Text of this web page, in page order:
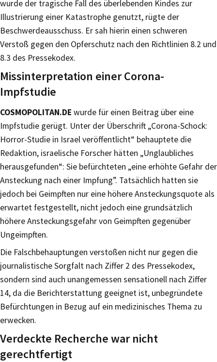
wurde der tragische Fall des überlebenden Kindes zur
Illustrierung einer Katastrophe genutzt, rügte der
Beschwerdeausschuss. Er sah hierin einen schweren
Verstoß gegen den Opferschutz nach den Richtlinien 8.2 und
8.3 des Pressekodex.
Missinterpretation einer Corona-
Impfstudie
COSMOPOLITAN.DE wurde für einen Beitrag über eine
Impfstudie gerügt. Unter der Überschrift „Corona-Schock:
Horror-Studie in Israel veröffentlicht“ behauptete die
Redaktion, israelische Forscher hätten „Unglaubliches
herausgefunden“: Sie befürchteten „eine erhöhte Gefahr der
Ansteckung nach einer Impfung”. Tatsächlich hatten sie
jedoch bei Geimpften nur eine höhere Ansteckungsquote als
erwartet festgestellt, nicht jedoch eine grundsätzlich
höhere Ansteckungsgefahr von Geimpften gegenüber
Ungeimpften.
Die Falschbehauptungen verstoßen nicht nur gegen die
journalistische Sorgfalt nach Ziffer 2 des Pressekodex,
sondern sind auch unangemessen sensationell nach Ziffer
14, da die Berichterstattung geeignet ist, unbegründete
Befürchtungen in Bezug auf ein medizinisches Thema zu
erwecken.
Verdeckte Recherche war nicht
gerechtfertigt